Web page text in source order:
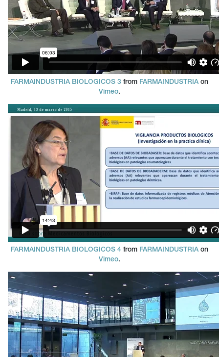
FARMAINDUSTRIA BIOLOGICOS 3 from FARMAINDUSTRIAon
Vimeo.
FARMAINDUSTRIA BIOLOGICOS 4 from FARMAINDUSTRIAon
Vimeo.